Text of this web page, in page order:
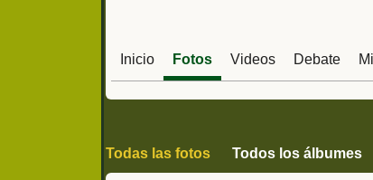
Inicio Fotos Videos Debate
Todas las fotos Todos los álbumes